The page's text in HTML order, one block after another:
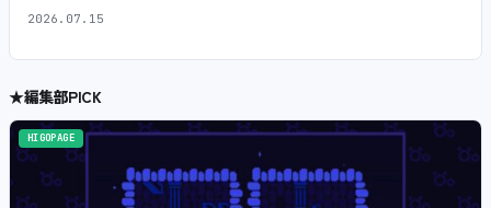
2026.07.15
★編集部PICK
HIGOPAGE